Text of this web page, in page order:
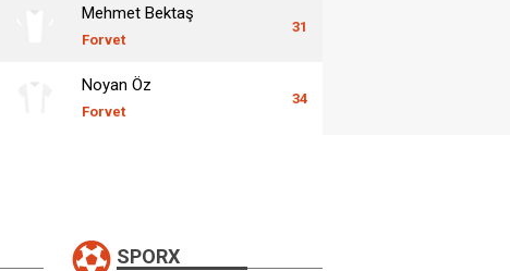
Mehmet Bektaş
Forvet
31
Noyan Öz
Forvet
34
SPORX